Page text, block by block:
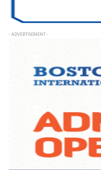
- ADVERTISEMENT -